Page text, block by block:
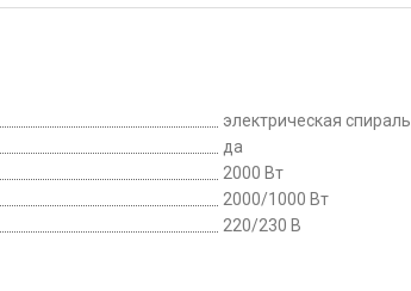
электрическая спираль
да
2000 Вт
2000/1000 Вт
220/230 В